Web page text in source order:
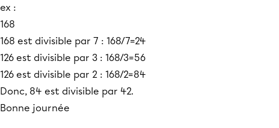
ex :
168
168 est divisible par 7 : 168/7=24
126 est divisible par 3 : 168/3=56
126 est divisible par 2 : 168/2=84
Donc, 84 est divisible par 42.
Bonne journée